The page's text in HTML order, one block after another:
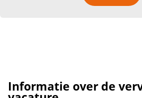
Informatie over de